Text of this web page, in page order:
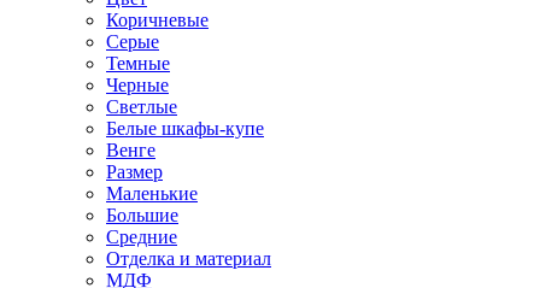
Коричневые
Серые
Темные
Черные
Светлые
Белые шкафы-купе
Венге
Размер
Маленькие
Большие
Средние
Отделка и материал
МДФ